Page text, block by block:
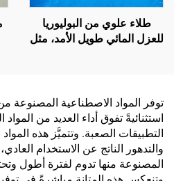
طلاء علوي من البوليوريا
للعزل المائي طويل الأمد، مثل
توفر المواد الاصطناعية المصنوعة
استثنائيةً تفوق أداء العديد من
التطبيقات الصعبة. وتتميَّز هذه
والتدهور الناتج عن الاستخدام
المصنوعة منها تدوم لفترة أطول